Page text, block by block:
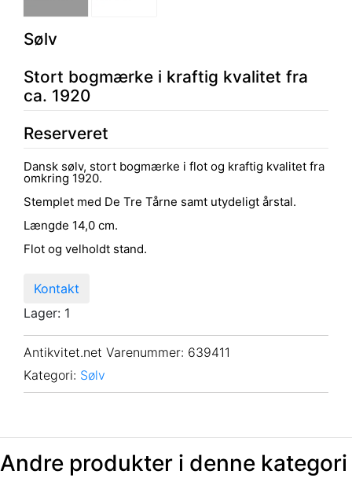
Sølv
Stort bogmærke i kraftig kvalitet fra
ca. 1920
Reserveret
Dansk sølv, stort bogmærke i flot og kraftig kvalitet fra
omkring 1920.
Stemplet med De Tre Tårne samt utydeligt årstal.
Længde 14,0 cm.
Flot og velholdt stand.
Kontakt
Lager: 1
Antikvitet.net Varenummer: 639411
Kategori: Sølv
Andre produkter i denne kategori